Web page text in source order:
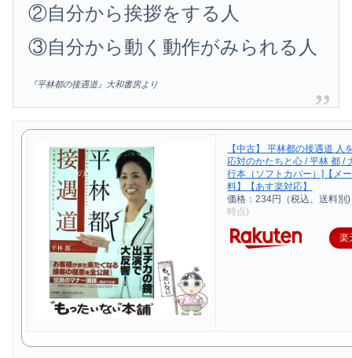
②自分から挨拶をする人
③自分から動く動作がみられる人
『平林都の接遇道』大和書房より
【中古】 平林都の接遇道 人
応対のかたちと心 / 平林 都 /
行本（ソフトカバー）]【メ
料】【あす楽対応】
価格：234円（税込、送料別)
時点)
楽